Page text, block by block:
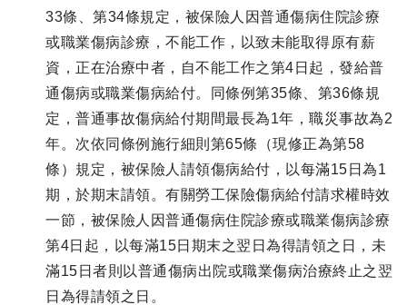
33條、第34條規定，被保險人因普通傷病住院診療
或職業傷病診療，不能工作，以致未能取得原有薪
資，正在治療中者，自不能工作之第4日起，發給普
通傷病或職業傷病給付。同條例第35條、第36條規
定，普通事故傷病給付期間最長為1年，職災事故為2
年。次依同條例施行細則第65條（現修正為第58
條）規定，被保險人請領傷病給付，以每滿15日為1
期，於期末請領。有關勞工保險傷病給付請求權時效
一節，被保險人因普通傷病住院診療或職業傷病診療
第4日起，以每滿15日期末之翌日為得請領之日，未
滿15日者則以普通傷病出院或職業傷病治療終止之翌
日為得請領之日。